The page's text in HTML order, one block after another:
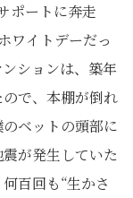
ポートに奔走
ワイトデーだっ
ションは、築年
で、本棚が倒れ
ベットの頭部に
が発生していた
百回も“生かさ